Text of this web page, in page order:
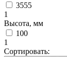
3555
1
Высота, мм
100
1
Сортировать: